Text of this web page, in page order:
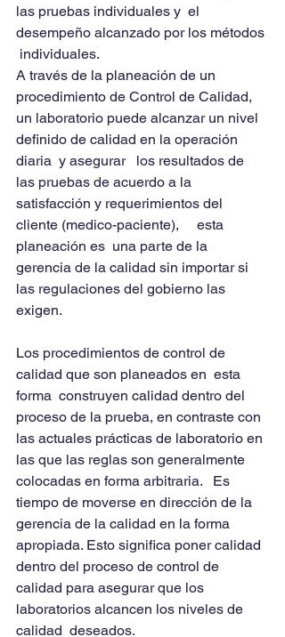
las pruebas individuales y  el
desempeño alcanzado por los métodos
individuales.
A través de la planeación de un
procedimiento de Control de Calidad,
un laboratorio puede alcanzar un nivel
definido de calidad en la operación
diaria  y asegurar   los resultados de
las pruebas de acuerdo a la
satisfacción y requerimientos del
cliente (medico-paciente),     esta
planeación es  una parte de la
gerencia de la calidad sin importar si
las regulaciones del gobierno las
exigen.
Los procedimientos de control de
calidad que son planeados en  esta
forma  construyen calidad dentro del
proceso de la prueba, en contraste con
las actuales prácticas de laboratorio en
las que las reglas son generalmente
colocadas en forma arbitraria.   Es
tiempo de moverse en dirección de la
gerencia de la calidad en la forma
apropiada. Esto significa poner calidad
dentro del proceso de control de
calidad para asegurar que los
laboratorios alcancen los niveles de
calidad  deseados.